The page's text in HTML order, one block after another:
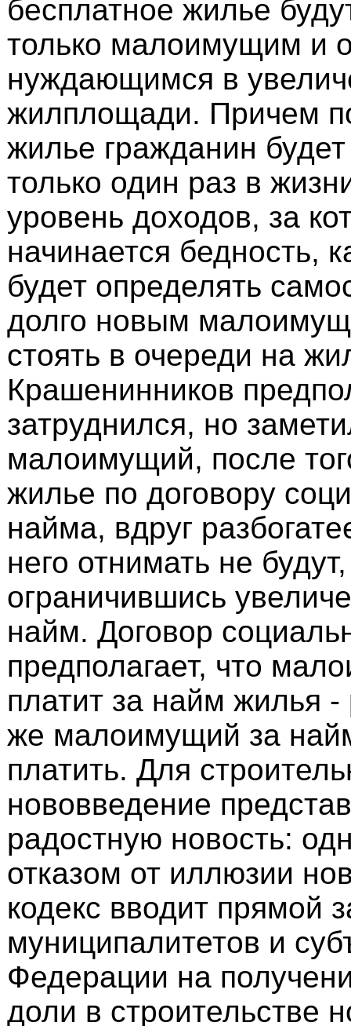
бесплатное жилье
только малоимущим и
нуждающимся в
жилплощади. Причем
жилье гражданин
только один раз в
уровень доходов, за
начинается бедность,
будет определять
долго новым
стоять в очереди на
Крашенинников
затруднился, но
малоимущий, после
жилье по договору
найма, вдруг
него отнимать не будут,
ограничившись
найм. Договор
предполагает, что
платит за найм жилья -
же малоимущий за
платить. Для
нововведение
радостную новость:
отказом от иллюзии
кодекс вводит прямой
муниципалитетов и
Федерации на
доли в строительстве